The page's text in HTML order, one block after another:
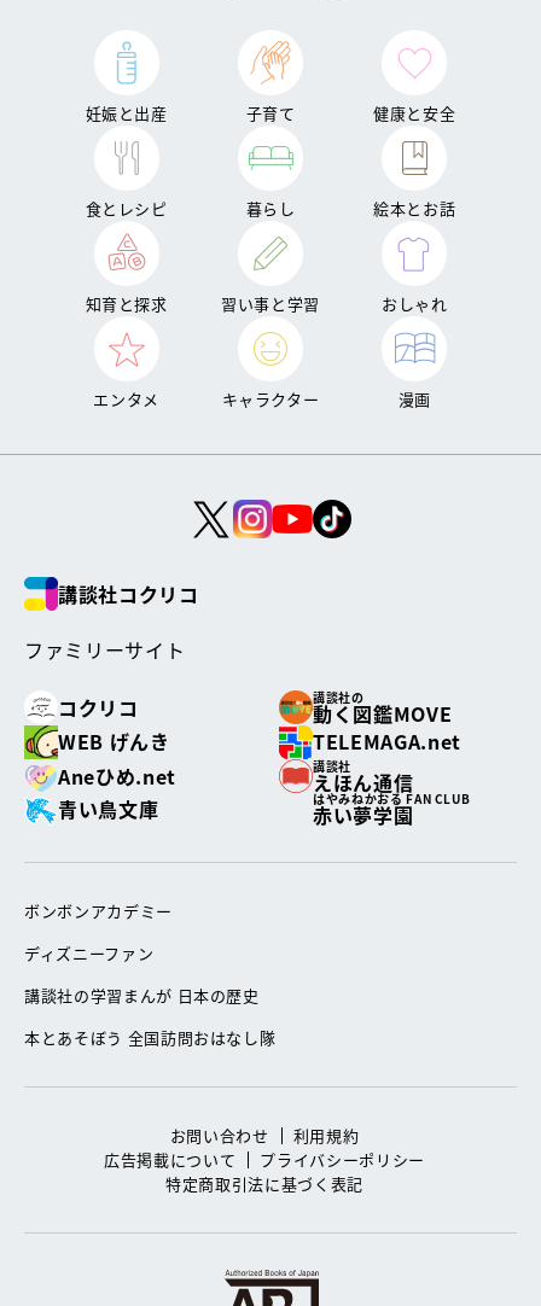
妊娠と出産 子育て 健康と安全
食とレシピ 暮らし 絵本とお話
知育と探求 習い事と学習 おしゃれ
エンタメ キャラクター 漫画
講談社コクリコ
ファミリーサイト
コクリコ
講談社の
動く図鑑MOVE
WEB げんき
TELEMAGA.net
Aneひめ.net
講談社
えほん通信
青い鳥文庫
はやみねかおる FAN CLUB
赤い夢学園
ボンボンアカデミー
ディズニーファン
講談社の学習まんが 日本の歴史
本とあそぼう 全国訪問おはなし隊
お問い合わせ
利用規約
広告掲載について
プライバシーポリシー
特定商取引法に基づく表記